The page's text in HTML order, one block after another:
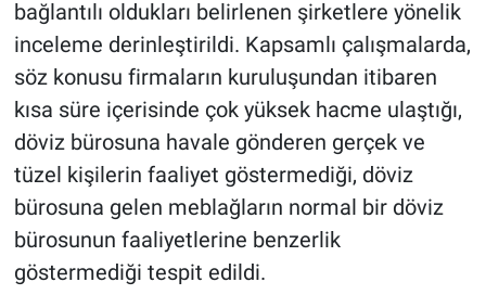
bağlantılı oldukları belirlenen şirketlere yönelik
inceleme derinleştirildi. Kapsamlı çalışmalarda,
söz konusu firmaların kuruluşundan itibaren
kısa süre içerisinde çok yüksek hacme ulaştığı,
döviz bürosuna havale gönderen gerçek ve
tüzel kişilerin faaliyet göstermediği, döviz
bürosuna gelen meblağların normal bir döviz
bürosunun faaliyetlerine benzerlik
göstermediği tespit edildi.